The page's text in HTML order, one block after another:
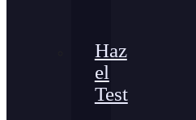
Haz
el
Test